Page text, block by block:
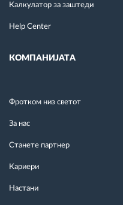
Калкулатор за заштеди
Help Center
КОМПАНИЈАТА
Фротком низ светот
За нас
Станете партнер
Кариери
Настани